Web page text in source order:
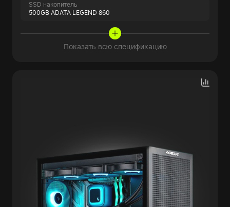
SSD накопитель
500GB ADATA LEGEND 860
Показать всю спецификацию